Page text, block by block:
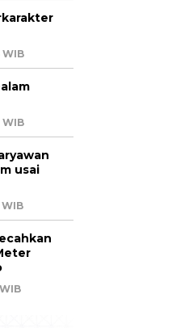
usai